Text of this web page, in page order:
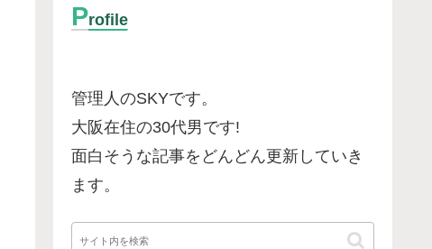
Profile
管理人のSKYです。
大阪在住の30代男です!
面白そうな記事をどんどん更新していき
ます。